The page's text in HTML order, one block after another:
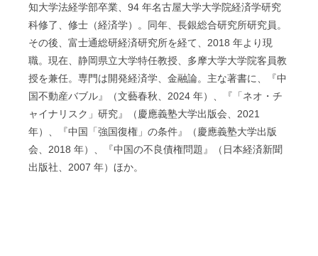
知大学法経学部卒業、 94 年名古屋大学大学院経済学研究
科修了、修士（経済学）。同年、長銀総合研究所研究員。
その後、富士通総研経済研究所を経て、 2018 年より現
職。現在、静岡県立大学特任教授、多摩大学大学院客員教
授を兼任。専門は開発経済学、金融論。主な著書に、『中
国不動産バブル』（文藝春秋、 2024 年）、『「ネオ・チ
ャイナリスク」研究』（慶應義塾大学出版会、 2021
年）、『中国「強国復権」の条件』（慶應義塾大学出版
会、 2018 年）、『中国の不良債権問題』（日本経済新聞
出版社、 2007 年）ほか。